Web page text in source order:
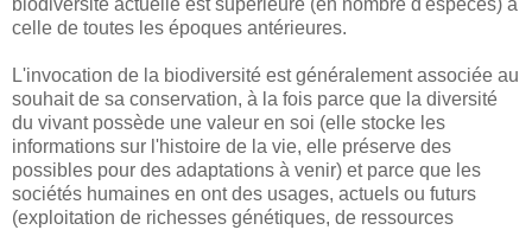
biodiversité actuelle est supérieure (en nombre d'espèces) à
celle de toutes les époques antérieures.
L'invocation de la biodiversité est généralement associée au
souhait de sa conservation, à la fois parce que la diversité
du vivant possède une valeur en soi (elle stocke les
informations sur l'histoire de la vie, elle préserve des
possibles pour des adaptations à venir) et parce que les
sociétés humaines en ont des usages, actuels ou futurs
(exploitation de richesses génétiques, de ressources